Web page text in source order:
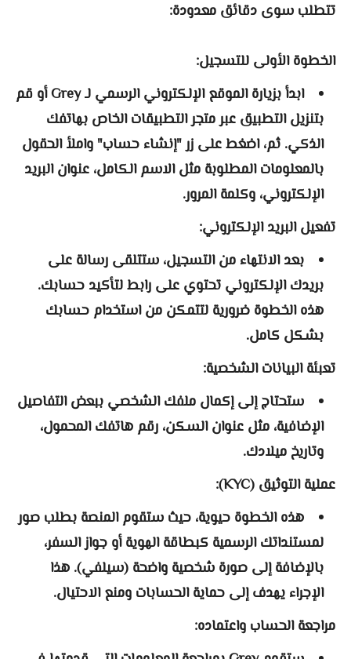
تتطلب سوى دقائق معدودة:
الخطوة الأولى للتسجيل:
ابدأ بزيارة الموقع الإلكتروني الرسمي لـ Grey أو قم
بتنزيل التطبيق عبر متجر التطبيقات الخاص بهاتفك
الذكي. ثم، اضغط على زر "إنشاء حساب" واملأ الحقول
بالمعلومات المطلوبة مثل الاسم الكامل، عنوان البريد
الإلكتروني، وكلمة المرور.
تفعيل البريد الإلكتروني:
بعد الانتهاء من التسجيل، ستتلقى رسالة على
بريدك الإلكتروني تحتوي على رابط لتأكيد حسابك.
هذه الخطوة ضرورية لتتمكن من استخدام حسابك
بشكل كامل.
تعبئة البيانات الشخصية:
ستحتاج إلى إكمال ملفك الشخصي ببعض التفاصيل
الإضافية، مثل عنوان السكن، رقم هاتفك المحمول،
وتاريخ ميلادك.
عملية التوثيق (KYC):
هذه الخطوة حيوية، حيث ستقوم المنصة بطلب صور
لمستنداتك الرسمية كبطاقة الهوية أو جواز السفر،
بالإضافة إلى صورة شخصية واضحة (سيلفي). هذا
الإجراء يهدف إلى حماية الحسابات ومنع الاحتيال.
مراجعة الحساب واعتماده: